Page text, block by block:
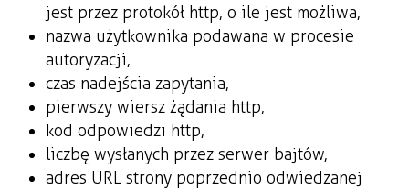
jest przez protokół http, o ile jest możliwa,
nazwa użytkownika podawana w procesie
autoryzacji,
czas nadejścia zapytania,
pierwszy wiersz żądania http,
kod odpowiedzi http,
liczbę wysłanych przez serwer bajtów,
adres URL strony poprzednio odwiedzanej